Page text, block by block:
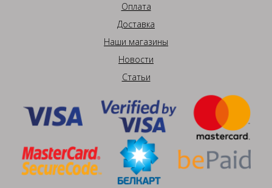
Оплата
Доставка
Наши магазины
Новости
Статьи